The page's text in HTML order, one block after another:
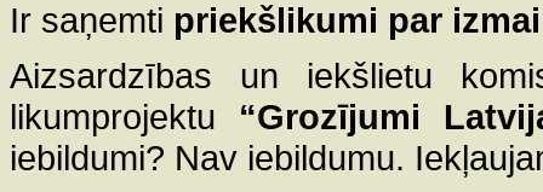
Ir saņemti priekšlikumi par
Aizsardzības un iekšlietu
likumprojektu “Grozījumi
iebildumi? Nav iebildumu.